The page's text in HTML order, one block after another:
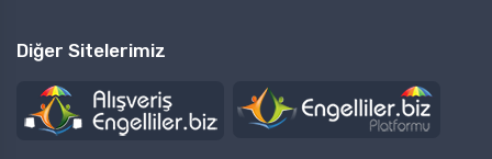
Diğer Sitelerimiz